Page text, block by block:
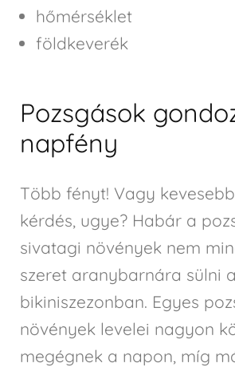
hőmérséklet
földkeverék
Pozsgások
napfény
Több fényt! Vagy
kérdés, ugye? Habár a
sivatagi növények nem
szeret aranybarnára sülni
bikiniszezonban. Egyes
növények levelei nagyon
megégnek a napon, míg